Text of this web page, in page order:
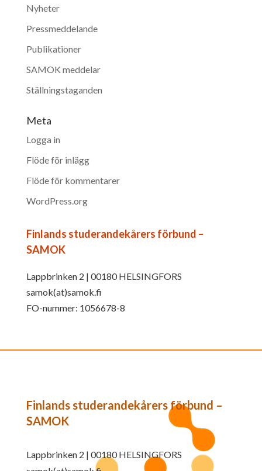
Nyheter
Pressmeddelande
Publikationer
SAMOK meddelar
Ställningstaganden
Meta
Logga in
Flöde för inlägg
Flöde för kommentarer
WordPress.org
Finlands studerandekårers förbund –
SAMOK
Lappbrinken 2 | 00180 HELSINGFORS
samok(at)samok.fi
FO-nummer: 1056678-8
Finlands studerandekårers förbund –
SAMOK
Lappbrinken 2 | 00180 HELSINGFORS